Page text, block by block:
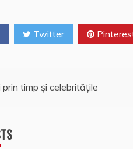
p
p
a
z
Twitter
timp şi celebrităţile